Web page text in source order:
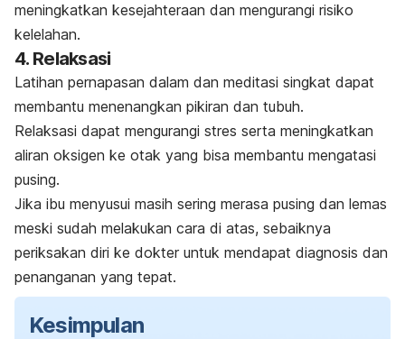
meningkatkan kesejahteraan dan mengurangi risiko
kelelahan​.
4. Relaksasi
Latihan pernapasan dalam dan meditasi singkat dapat
membantu menenangkan pikiran dan tubuh.
Relaksasi dapat mengurangi stres serta meningkatkan
aliran oksigen ke otak yang bisa membantu mengatasi
pusing.
Jika ibu menyusui masih sering merasa pusing dan lemas
meski sudah melakukan cara di atas, sebaiknya
periksakan diri ke dokter untuk mendapat diagnosis dan
penanganan yang tepat.
Kesimpulan